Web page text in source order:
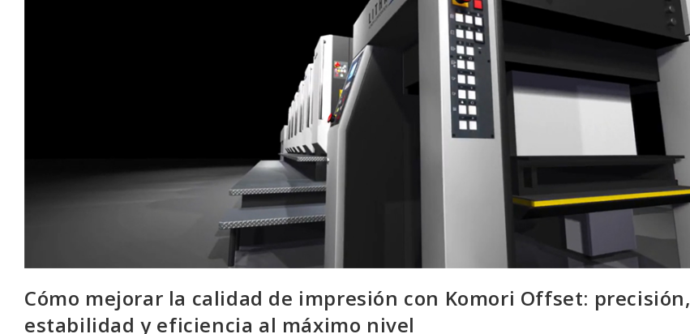
Cómo mejorar la calidad de impresión con Komori Offset: precisión,
estabilidad y eficiencia al máximo nivel